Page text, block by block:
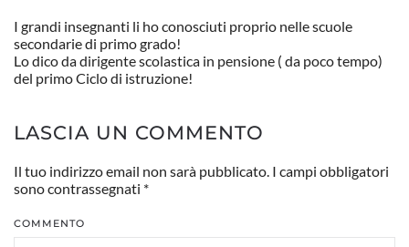
I grandi insegnanti li ho conosciuti proprio nelle scuole
secondarie di primo grado!
Lo dico da dirigente scolastica in pensione ( da poco tempo)
del primo Ciclo di istruzione!
LASCIA UN COMMENTO
Il tuo indirizzo email non sarà pubblicato. I campi obbligatori
sono contrassegnati *
COMMENTO